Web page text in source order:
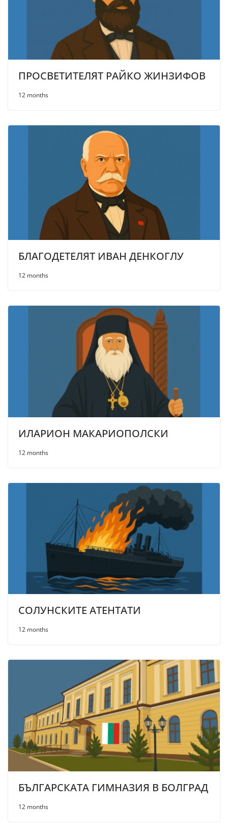
ПРОСВЕТИТЕЛЯТ РАЙКО ЖИНЗИФОВ
12 months
БЛАГОДЕТЕЛЯТ ИВАН ДЕНКОГЛУ
12 months
ИЛАРИОН МАКАРИОПОЛСКИ
12 months
СОЛУНСКИТЕ АТЕНТАТИ
12 months
БЪЛГАРСКАТА ГИМНАЗИЯ В БОЛГРАД
12 months